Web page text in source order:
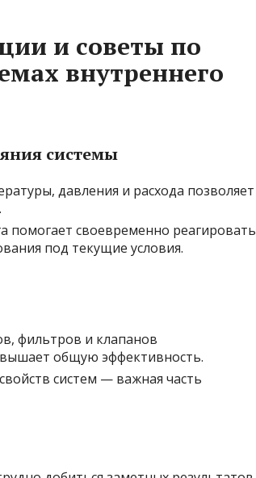
и советы по
внутреннего
системы
давления и расхода позволяет
помогает своевременно реагировать
под текущие условия.
фильтров и клапанов
общую эффективность.
систем — важная часть